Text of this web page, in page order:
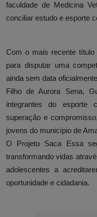
faculdade de Medicina
conciliar estudo e esporte
Com o mais recente título
para disputar uma
ainda sem data
Filho de Aurora Sena,
integrantes do esporte
superação e
jovens do município de
O Projeto Saca Essa
transformando vidas
adolescentes a
oportunidade e cidadania.